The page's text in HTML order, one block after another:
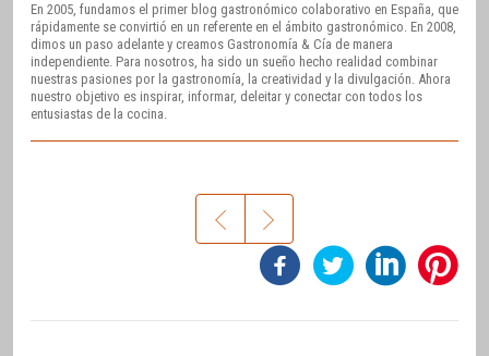
En 2005, fundamos el primer blog gastronómico colaborativo en España, que
rápidamente se convirtió en un referente en el ámbito gastronómico. En 2008,
dimos un paso adelante y creamos Gastronomía & Cía de manera
independiente. Para nosotros, ha sido un sueño hecho realidad combinar
nuestras pasiones por la gastronomía, la creatividad y la divulgación. Ahora
nuestro objetivo es inspirar, informar, deleitar y conectar con todos los
entusiastas de la cocina.